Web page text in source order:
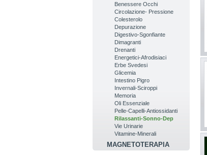
Benessere Occhi
Circolazione- Pressione
Colesterolo
Depurazione
Digestivo-Sgonfiante
Dimagranti
Drenanti
Energetici-Afrodisiaci
Erbe Svedesi
Glicemia
Intestino Pigro
Invernali-Sciroppi
Memoria
Oli Essenziale
Pelle-Capelli-Antiossidanti
Rilassanti-Sonno-Dep
Vie Urinarie
Vitamine-Minerali
MAGNETOTERAPIA